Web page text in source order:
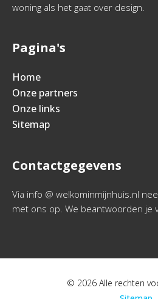
woning als het gaat over design.
Pagina's
Home
Onze partners
Onze links
Sitemap
Contactgegevens
Via info @ welkominmijnhuis.nl
met ons op. We beantwoorden je
© 2026 Alle rechten